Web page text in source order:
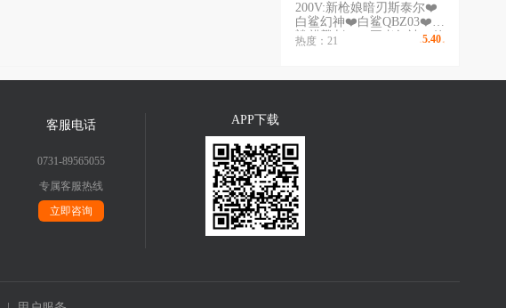
200V:新枪娘暗刃斯泰尔❤️
白鲨幻神❤️白鲨QBZ03❤️白
鲨麒麟刺❤️❤️王者幻神❤️传
说光耀❤️夜魔7套❤️网剧冠
热度：21 5.40
客服电话
0731-89565055
专属客服热线
立即咨询
APP下载